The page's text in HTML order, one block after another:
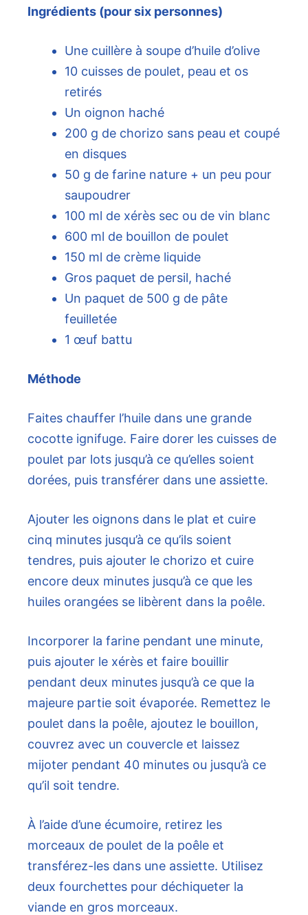
Ingrédients (pour six personnes)
Une cuillère à soupe d’huile d’olive
10 cuisses de poulet, peau et os
retirés
Un oignon haché
200 g de chorizo ​​sans peau et coupé
en disques
50 g de farine nature + un peu pour
saupoudrer
100 ml de xérès sec ou de vin blanc
600 ml de bouillon de poulet
150 ml de crème liquide
Gros paquet de persil, haché
Un paquet de 500 g de pâte
feuilletée
1 œuf battu
Méthode
Faites chauffer l’huile dans une grande
cocotte ignifuge. Faire dorer les cuisses de
poulet par lots jusqu’à ce qu’elles soient
dorées, puis transférer dans une assiette.
Ajouter les oignons dans le plat et cuire
cinq minutes jusqu’à ce qu’ils soient
tendres, puis ajouter le chorizo ​​et cuire
encore deux minutes jusqu’à ce que les
huiles orangées se libèrent dans la poêle.
Incorporer la farine pendant une minute,
puis ajouter le xérès et faire bouillir
pendant deux minutes jusqu’à ce que la
majeure partie soit évaporée. Remettez le
poulet dans la poêle, ajoutez le bouillon,
couvrez avec un couvercle et laissez
mijoter pendant 40 minutes ou jusqu’à ce
qu’il soit tendre.
À l’aide d’une écumoire, retirez les
morceaux de poulet de la poêle et
transférez-les dans une assiette. Utilisez
deux fourchettes pour déchiqueter la
viande en gros morceaux.